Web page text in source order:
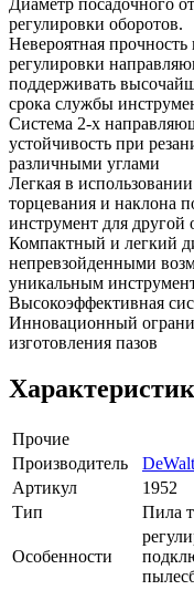
регулировки оборотов.
Невероятная
регулировки
поддерживать
срока службы
Система 2-х
устойчивость при
различными углами
Легкая в
торцевания и наклона
инструмент для другой
Компактный и легкий
непревзойденными
уникальным
Высокоэффективная
Инновационный
изготовления пазов
Прочие
Производитель
DeWalt
Артикул
1952
Тип
Пила
Особенности